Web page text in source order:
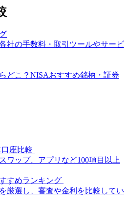
社の手数料・取引ツールやサービ
どこ？NISAおすすめ銘柄・証券
口座比較
ワップ、アプリなど100項目以上
すめランキング
厳選し、審査や金利を比較してい